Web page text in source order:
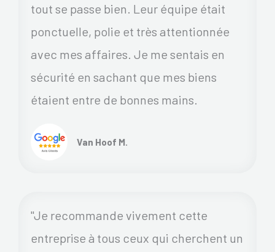
tout se passe bien. Leur équipe était
ponctuelle, polie et très attentionnée
avec mes affaires. Je me sentais en
sécurité en sachant que mes biens
étaient entre de bonnes mains.
Van Hoof M.
"Je recommande vivement cette
entreprise à tous ceux qui cherchent un